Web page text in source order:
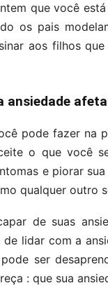
que você
os pais
aos filhos
ansiedade
pode fazer na
o que você
e piorar
qualquer outro
de suas
de lidar com a
ser
: que sua